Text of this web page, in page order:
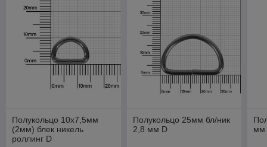
Полукольцо 10х7,5мм
(2мм) блек никель
роллинг D
Полукольцо 25мм бл/ник
2,8 мм D
мм